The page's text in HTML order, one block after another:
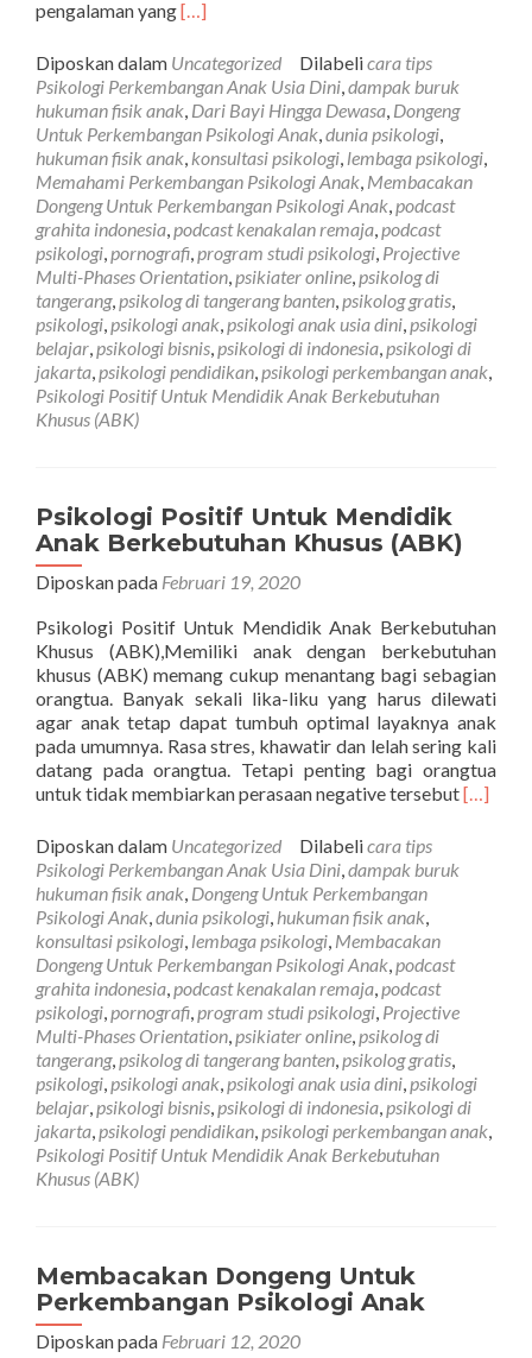
pengalaman yangSelengkapnya
Perkembangan
Psikologi
Anak
Dari
Bayi
Hingga
Dewasa
[…]
Diposkan dalam Uncategorized Dilabelicara tips
Psikologi Perkembangan Anak Usia Dini,dampak buruk
hukuman fisik anak, Dari Bayi Hingga Dewasa, Dongeng
Untuk Perkembangan Psikologi Anak,dunia psikologi,
hukuman fisik anak, konsultasi psikologi, lembaga psikologi,
Memahami Perkembangan Psikologi Anak, Membacakan
Dongeng Untuk Perkembangan Psikologi Anak,podcast
grahita indonesia,podcast kenakalan remaja,podcast
psikologi,pornografi,program studi psikologi, Projective
Multi-Phases Orientation,psikiater online,psikolog di
tangerang,psikolog di tangerang banten,psikolog gratis,
psikologi,psikologi anak,psikologi anak usia dini,psikologi
belajar,psikologi bisnis,psikologi di indonesia,psikologi di
jakarta,psikologi pendidikan,psikologi perkembangan anak,
Psikologi Positif Untuk Mendidik Anak Berkebutuhan
Khusus (ABK)
Psikologi Positif Untuk Mendidik
Anak Berkebutuhan Khusus (ABK)
Diposkan pada Februari 19, 2020
Psikologi Positif Untuk Mendidik Anak Berkebutuhan
Khusus (ABK),Memiliki anak dengan berkebutuhan
khusus (ABK) memang cukup menantang bagi sebagian
orangtua. Banyak sekali lika-liku yang harus dilewati
agar anak tetap dapat tumbuh optimal layaknya anak
pada umumnya. Rasa stres, khawatir dan lelah sering kali
datang pada orangtua. Tetapi penting bagi orangtua
untuk tidak membiarkan perasaan negative tersebut[…]
Diposkan dalam Uncategorized Dilabelicara tips
Psikologi Perkembangan Anak Usia Dini,dampak buruk
hukuman fisik anak, Dongeng Untuk Perkembangan
Psikologi Anak,dunia psikologi, hukuman fisik anak,
konsultasi psikologi, lembaga psikologi, Membacakan
Dongeng Untuk Perkembangan Psikologi Anak,podcast
grahita indonesia,podcast kenakalan remaja,podcast
psikologi,pornografi,program studi psikologi, Projective
Multi-Phases Orientation,psikiater online,psikolog di
tangerang,psikolog di tangerang banten,psikolog gratis,
psikologi,psikologi anak,psikologi anak usia dini,psikologi
belajar,psikologi bisnis,psikologi di indonesia,psikologi di
jakarta,psikologi pendidikan,psikologi perkembangan anak,
Psikologi Positif Untuk Mendidik Anak Berkebutuhan
Khusus (ABK)
Membacakan Dongeng Untuk
Perkembangan Psikologi Anak
Diposkan pada Februari 12, 2020